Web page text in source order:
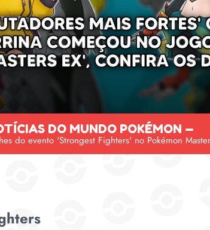
DO MUNDO POKÉMON —
do evento 'Strongest Fighters' no Pokémon